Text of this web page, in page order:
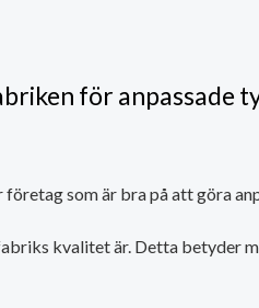
för anpassade
som är bra på att göra
kvalitet är. Detta betyder